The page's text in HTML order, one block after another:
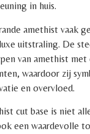
in huis.
amethist vaak
uitstraling. De
van amethist
waardoor zij
en overvloed.
cut base is niet
een waardevolle